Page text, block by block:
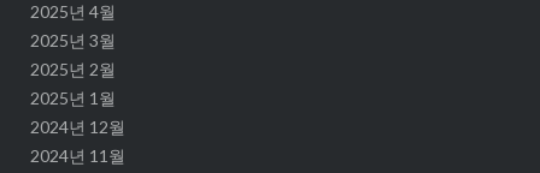
2025년 4월
2025년 3월
2025년 2월
2025년 1월
2024년 12월
2024년 11월